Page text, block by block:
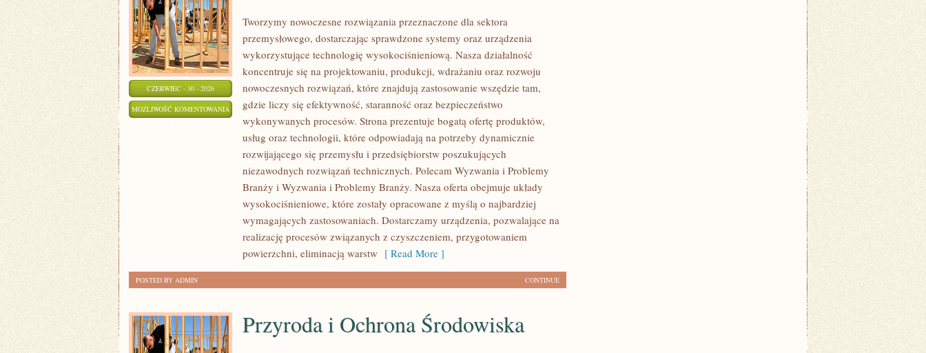
CZERWIEC - 30 - 2026
MOŻLIWOŚĆ KOMENTOWANIA TECHNOLOGIE
INNOWACJE
Tworzymy nowoczesne rozwiązania przeznaczone dla sektora
przemysłowego, dostarczając sprawdzone systemy oraz urządzenia
wykorzystujące technologię wysokociśnieniową. Nasza działalność
koncentruje się na projektowaniu, produkcji, wdrażaniu oraz rozwoju
nowoczesnych rozwiązań, które znajdują zastosowanie wszędzie tam,
gdzie liczy się efektywność, staranność oraz bezpieczeństwo
wykonywanych procesów. Strona prezentuje bogatą ofertę produktów,
usług oraz technologii, które odpowiadają na potrzeby dynamicznie
rozwijającego się przemysłu i przedsiębiorstw poszukujących
niezawodnych rozwiązań technicznych. Polecam Wyzwania i Problemy
Branży i Wyzwania i Problemy Branży. Nasza oferta obejmuje układy
wysokociśnieniowe, które zostały opracowane z myślą o najbardziej
wymagających zastosowaniach. Dostarczamy urządzenia, pozwalające na
realizację procesów związanych z czyszczeniem, przygotowaniem
powierzchni, eliminacją warstw [ Read More ]
CONTINUE
POSTED BY ADMIN
Przyroda i Ochrona Środowiska